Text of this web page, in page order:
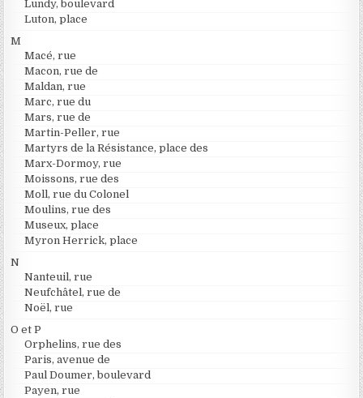
Lundy, boulevard
Luton, place
M
Macé, rue
Macon, rue de
Maldan, rue
Marc, rue du
Mars, rue de
Martin-Peller, rue
Martyrs de la Résistance, place des
Marx-Dormoy, rue
Moissons, rue des
Moll, rue du Colonel
Moulins, rue des
Museux, place
Myron Herrick, place
N
Nanteuil, rue
Neufchâtel, rue de
Noël, rue
O et P
Orphelins, rue des
Paris, avenue de
Paul Doumer, boulevard
Payen, rue